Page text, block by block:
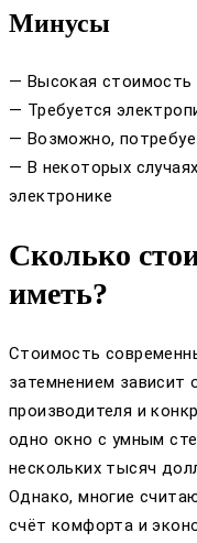
Минусы
— Высокая стоимость
— Требуется
— Возможно,
— В некоторых
электронике
Сколько
иметь?
Стоимость
затемнением зависит
производителя и
одно окно с умным
нескольких тысяч
Однако, многие
счёт комфорта и